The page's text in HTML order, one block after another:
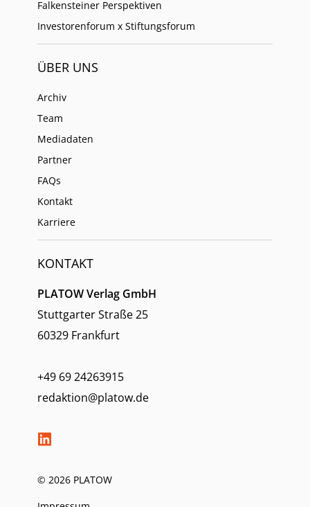
Falkensteiner Perspektiven
Investorenforum x Stiftungsforum
ÜBER UNS
Archiv
Team
Mediadaten
Partner
FAQs
Kontakt
Karriere
KONTAKT
PLATOW Verlag GmbH
Stuttgarter Straße 25
60329 Frankfurt
+49 69 24263915
redaktion@platow.de
© 2026 PLATOW